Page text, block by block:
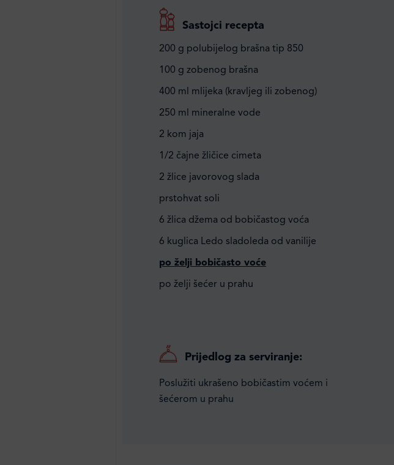
Sastojci recepta
200 g polubijelog brašna tip 850
100 g zobenog brašna
400 ml mlijeka (kravljeg ili zobenog)
250 ml mineralne vode
2 kom jaja
1/2 čajne žličice cimeta
2 žlice javorovog slada
prstohvat soli
6 žlica džema od bobičastog voća
6 kuglica Ledo sladoleda od vanilije
po želji bobičasto voće
po želji šećer u prahu
Prijedlog za serviranje:
Poslužiti ukrašeno bobičastim voćem i
šećerom u prahu